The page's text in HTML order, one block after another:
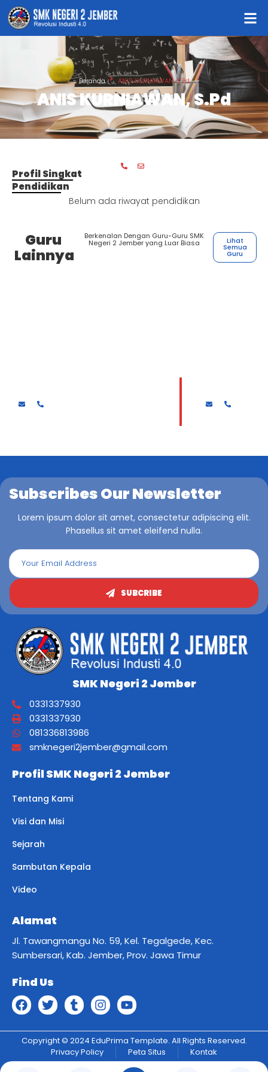
Beranda ANIS KURNIAWAN, S.Pd
ANIS KURNIAWAN, S.Pd
Profil Singkat
Pendidikan
Belum ada riwayat pendidikan
Guru
Lainnya
Berkenalan Dengan Guru-Guru SMK
Negeri 2 Jember yang Luar Biasa Lihat
Semua
Guru
Subscribes Our Newsletter
Lorem ipsum dolor sit amet, consectetur adipiscing elit.
Phasellus sit amet eleifend nulla.
SUBCRIBE
SMK Negeri 2 Jember
0331337930
0331337930
081336813986
smknegeri2jember@gmail.com
Profil SMK Negeri 2 Jember
Tentang Kami
Visi dan Misi
Sejarah
Sambutan Kepala
Video
Alamat
Jl. Tawangmangu No. 59, Kel. Tegalgede, Kec.
Sumbersari, Kab. Jember, Prov. Jawa Timur
Find Us
Copyright © 2024 EduPrima Template. All Rights Reserved.
Privacy Policy
Peta Situs Kontak